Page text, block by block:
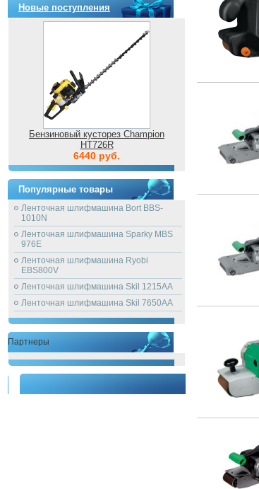
Новые поступления
Бензиновый кусторез Champion
HT726R
6440 руб.
Популярные товары
Ленточная шлифмашина Bort BBS-
1010N
Ленточная шлифмашина Sparky MBS
976E
Ленточная шлифмашина Ryobi
EBS800V
Ленточная шлифмашина Skil 1215AA
Ленточная шлифмашина Skil 7650AA
Партнеры